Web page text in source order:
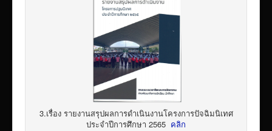
3.เรื่อง รายงานสรุปผลการดำเนินงานโครงการปัจฉิมนิเทศ
ประจำปีการศึกษา 2565 คลิก